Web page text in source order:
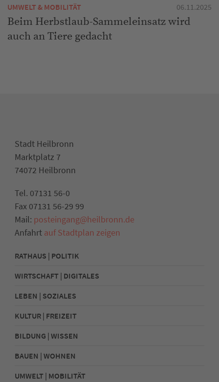
UMWELT & MOBILITÄT 06.11.2025
Beim Herbstlaub-Sammeleinsatz wird
auch an Tiere gedacht
Stadt Heilbronn
Marktplatz 7
74072 Heilbronn
Tel. 07131 56-0
Fax 07131 56-29 99
Mail: posteingang@heilbronn.de
Anfahrt auf Stadtplan zeigen
RATHAUS | POLITIK
WIRTSCHAFT | DIGITALES
LEBEN | SOZIALES
KULTUR | FREIZEIT
BILDUNG | WISSEN
BAUEN | WOHNEN
UMWELT | MOBILITÄT